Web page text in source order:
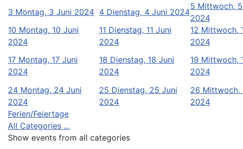
3 Montag, 3 Juni 2024 4 Dienstag, 4 Juni 2024
5 Mittwoch,
2024
10 Montag, 10 Juni
2024
11 Dienstag, 11 Juni
2024
12 Mittwoch,
2024
17 Montag, 17 Juni
2024
18 Dienstag, 18 Juni
2024
19 Mittwoch,
2024
24 Montag, 24 Juni
2024
25 Dienstag, 25 Juni
2024
26 Mittwoch,
2024
Ferien/Feiertage
All Categories ...
Show events from all categories